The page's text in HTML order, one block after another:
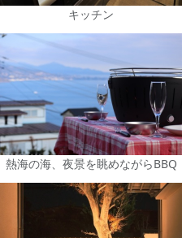
キッチン
熱海の海、夜景を眺めながらBBQ